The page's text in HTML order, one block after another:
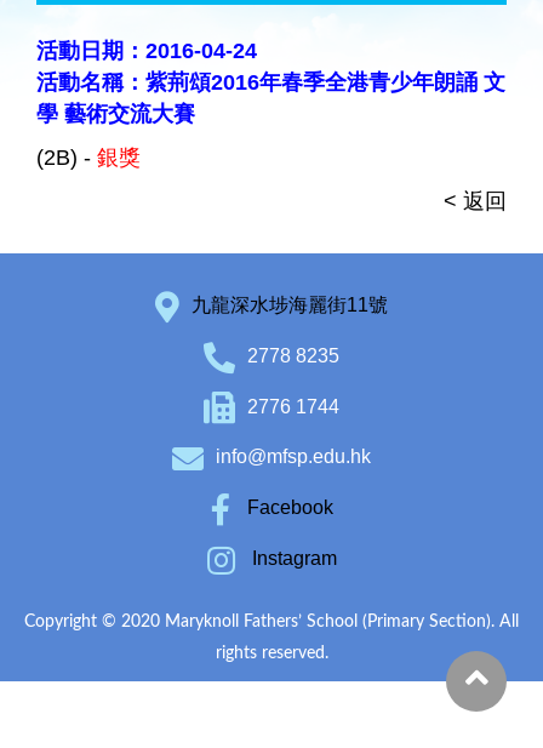
活動日期：2016-04-24
活動名稱：紫荊頌2016年春季全港青少年朗誦 文
學 藝術交流大賽
(2B) - 銀獎
< 返回
九龍深水埗海麗街11號
2778 8235
2776 1744
info@mfsp.edu.hk
Facebook
Instagram
Copyright © 2020 Maryknoll Fathers’ School (Primary Section). All
rights reserved.